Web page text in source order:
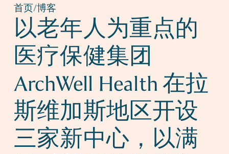
首页/博客
以老年人为重点的
医疗保健集团
ArchWell Health 在拉
斯维加斯地区开设
三家新中心，以满